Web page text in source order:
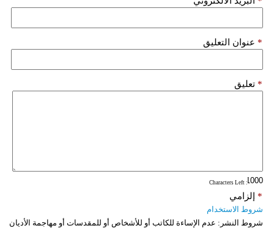
سيارات
عنوان التعليق *
تعليق *
: Characters Left
إلزامي *
شروط الاستخدام
شروط النشر: عدم الإساءة للكاتب أو للأشخاص أو للمقدسات أو مهاجمة الأديان